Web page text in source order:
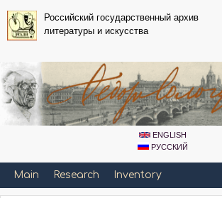
Skip to main content
Российский государственный архив
литературы и искусства
ENGLISH
РУССКИЙ
Primary_tsvetaeva for Fedor
Main Research Inventory